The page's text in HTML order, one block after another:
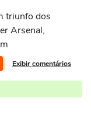
triunfo dos
Arsenal,
Exibir comentários